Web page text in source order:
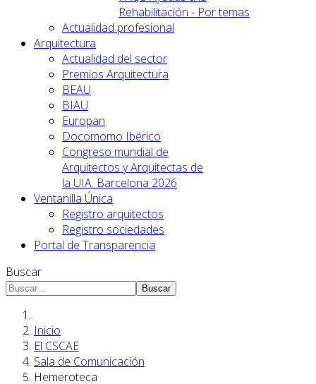
Rehabilitación - Por temas
Actualidad profesional
Arquitectura
Actualidad del sector
Premios Arquitectura
BEAU
BIAU
Europan
Docomomo Ibérico
Congreso mundial de
Arquitectos y Arquitectas de
la UIA. Barcelona 2026
Ventanilla Única
Registro arquitectos
Registro sociedades
Portal de Transparencia
Buscar
Buscar
Inicio
El CSCAE
Sala de Comunicación
Hemeroteca